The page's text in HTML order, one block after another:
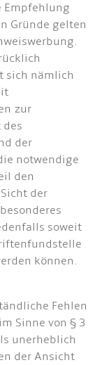
Empfehlung
Gründe gelten
sich nämlich
zur
der
notwendige
den
der
soweit
können.
Fehlen
Sinne von § 3
unerheblich
der Ansicht